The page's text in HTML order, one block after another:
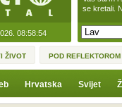
08:58:54
se kretali.
ŽIVOT POD REFLEKTOROM
Hrvatska Svijet